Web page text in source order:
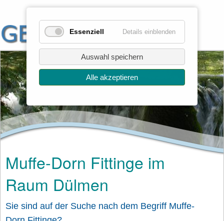
Muffe-Dorn Fittinge im
Raum Dülmen
Sie sind auf der Suche nach dem Begriff Muffe-
Essenziell Details einblenden
Auswahl speichern
Alle akzeptieren